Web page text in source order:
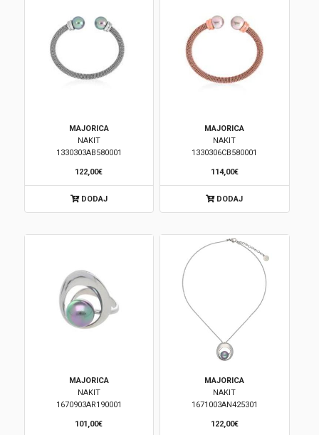
MAJORICA
NAKIT
1330303AB580001
122,00€
DODAJ
MAJORICA
NAKIT
1330306CB580001
114,00€
DODAJ
MAJORICA
NAKIT
1670903AR190001
101,00€
MAJORICA
NAKIT
1671003AN425301
122,00€